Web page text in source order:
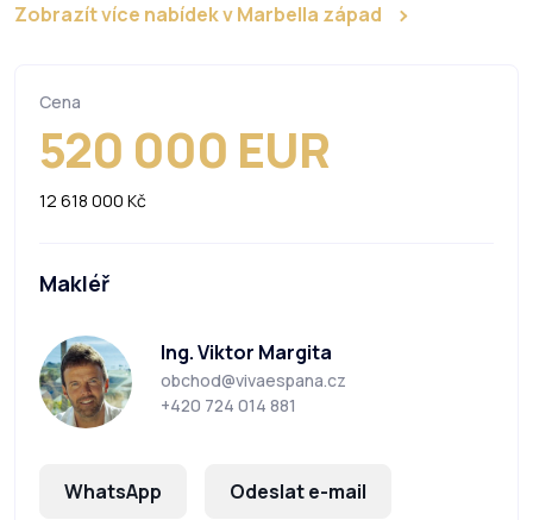
Zobrazít více nabídek v Marbella západ
Cena
520 000 EUR
12 618 000 Kč
Makléř
Ing. Viktor Margita
obchod@vivaespana.cz
+420 724 014 881
WhatsApp Odeslat e-mail